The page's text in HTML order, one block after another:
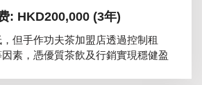
: HKD200,000 (3年)
但手作功夫茶加盟店透過控制租
素，憑優質茶飲及行銷實現穩健盈